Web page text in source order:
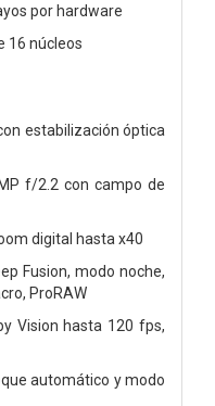
por hardware
16 núcleos
estabilización óptica
f/2.2 con campo de
digital hasta x40
Fusion, modo noche,
ProRAW
Vision hasta 120 fps,
automático y modo